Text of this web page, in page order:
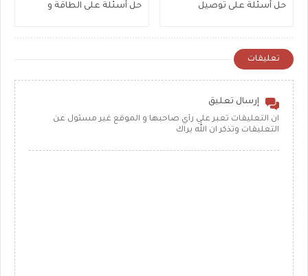
حل أسئلة على توصيل
حل أسئلة على الطاقة و
تعليقات
إرسال تعليق
ان التعليقات تعبر علي رأي صاحبها و الموقع غير مسئول عن
التعليقات وتذكر ان الله يراك